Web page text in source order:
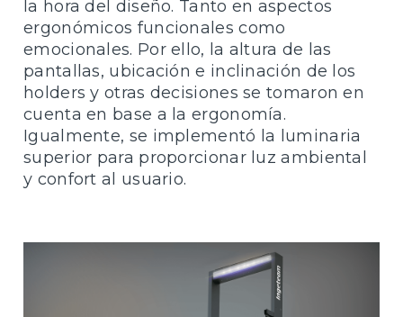
la hora del diseño. Tanto en aspectos
ergonómicos funcionales como
emocionales. Por ello, la altura de las
pantallas, ubicación e inclinación de los
holders y otras decisiones se tomaron en
cuenta en base a la ergonomía.
Igualmente, se implementó la luminaria
superior para proporcionar luz ambiental
y confort al usuario.